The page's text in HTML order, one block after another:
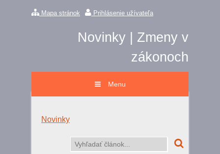
Mapa stránok Prihlásenie užívateľa
Novinky | Zmeny v
zákonoch
Menu
Novinky